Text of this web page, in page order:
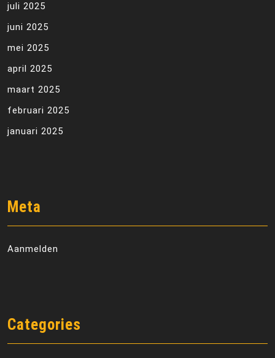
juli 2025
juni 2025
mei 2025
april 2025
maart 2025
februari 2025
januari 2025
Meta
Aanmelden
Categories